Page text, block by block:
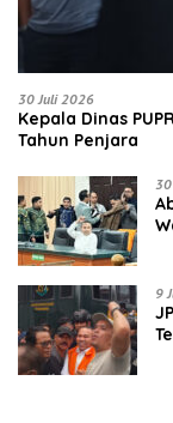
30 Juli 2026
Kepala Dinas
Tahun Penjara
9